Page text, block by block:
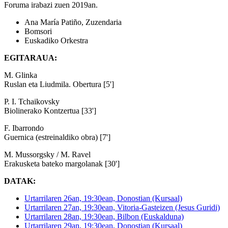
Foruma irabazi zuen 2019an.
Ana María Patiño, Zuzendaria
Bomsori
Euskadiko Orkestra
EGITARAUA:
M. Glinka
Ruslan eta Liudmila. Obertura [5']
P. I. Tchaikovsky
Biolinerako Kontzertua [33']
F. Ibarrondo
Guernica (estreinaldiko obra) [7']
M. Mussorgsky / M. Ravel
Erakusketa bateko margolanak [30']
DATAK:
Urtarrilaren 26an, 19:30ean, Donostian (Kursaal)
Urtarrilaren 27an, 19:30ean, Vitoria-Gasteizen (Jesus Guridi)
Urtarrilaren 28an, 19:30ean, Bilbon (Euskalduna)
Urtarrilaren 29an, 19:30ean, Donostian (Kursaal)